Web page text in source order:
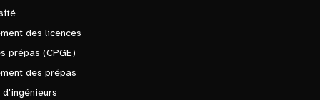
des licences
prépas (CPGE)
des prépas
d'ingénieurs